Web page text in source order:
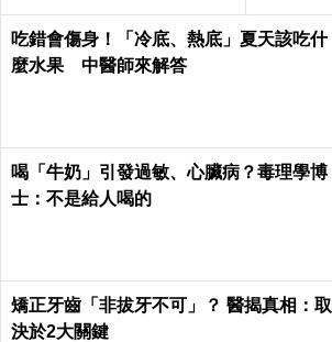
吃錯會傷身！「冷底、熱底」夏天該吃什
麼水果 中醫師來解答
喝「牛奶」引發過敏、心臟病？毒理學博
士：不是給人喝的
矯正牙齒「非拔牙不可」？ 醫揭真相：取
決於2大關鍵